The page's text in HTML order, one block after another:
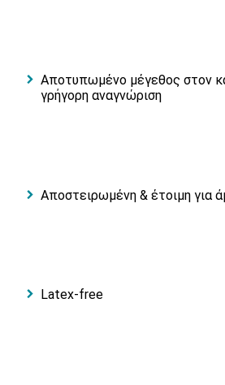
Αποτυπωμένο μέγεθος στον
γρήγορη αναγνώριση
Αποστειρωμένη & έτοιμη για
Latex-free